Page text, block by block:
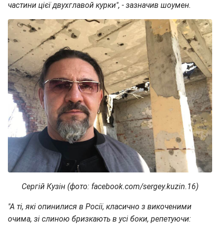
частини цієї двухглавой курки", - зазначив шоумен.
Сергій Кузін (фото: facebook.com/sergey.kuzin.16)
"А ті, які опинилися в Росії, класично з викоченими
очима, зі слиною бризкають в усі боки, репетуючи: